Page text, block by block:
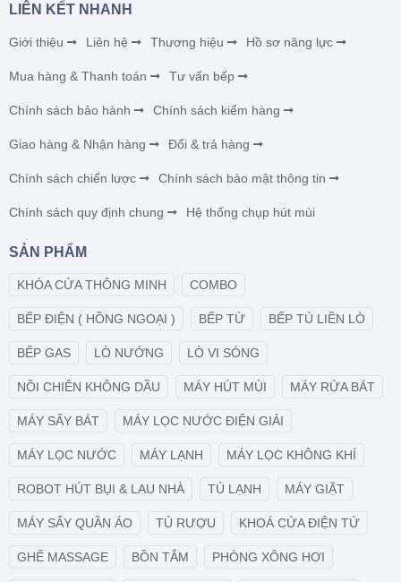
LIÊN KẾT NHANH
Giới thiệu Liên hệ Thương hiệu Hồ sơ năng lực
Mua hàng & Thanh toán Tư vấn bếp
Chính sách bảo hành Chính sách kiểm hàng
Giao hàng & Nhận hàng Đổi & trả hàng
Chính sách chiến lược Chính sách bảo mật thông tin
Chính sách quy định chung Hệ thống chụp hút mùi
SẢN PHẨM
KHÓA CỬA THÔNG MINH COMBO
BẾP ĐIỆN ( HỒNG NGOẠI ) BẾP TỪ BẾP TỦ LIỀN LÒ
BẾP GAS LÒ NƯỚNG LÒ VI SÓNG
NỒI CHIÊN KHÔNG DẦU MÁY HÚT MÙI MÁY RỬA BÁT
MÁY SẤY BÁT MÁY LỌC NƯỚC ĐIỆN GIẢI
MÁY LỌC NƯỚC MÁY LẠNH MÁY LỌC KHÔNG KHÍ
ROBOT HÚT BỤI & LAU NHÀ TỦ LẠNH MÁY GIẶT
MÁY SẤY QUẦN ÁO TỦ RƯỢU KHOÁ CỬA ĐIỆN TỬ
GHẾ MASSAGE BỒN TẮM PHÒNG XÔNG HƠI